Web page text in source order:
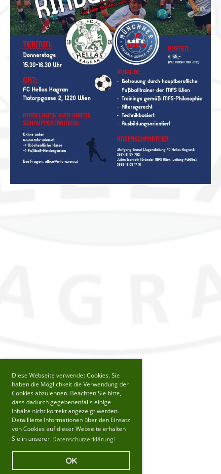
Diese Webseite verwendet Cookies. Sie
haben die Möglichkeit die Verwendung der
Cookies abzulehnen. Beachten Sie bitte,
dass dadurch gegebenenfalls einige
Inhalte nicht korrekt angezeigt werden.
Detaillierte Informationen über den Einsatz
von Cookies auf dieser Webseite erhalten
Sie in unserer Datenschutzerklärung!
OK